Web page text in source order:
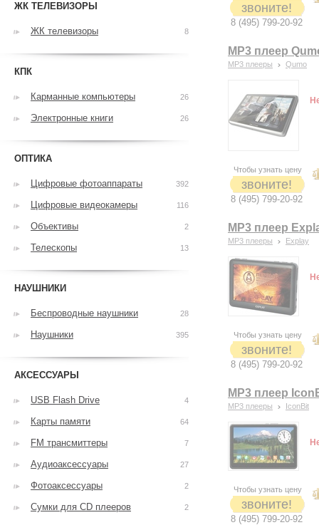
звоните!
8 (495) 799-20-92
MP3 плеер
MP3 плееры Qumo
Чтобы узнать цену
звоните!
8 (495) 799-20-92
MP3 плеер
MP3 плееры Explay
Чтобы узнать цену
звоните!
8 (495) 799-20-92
MP3 плеер
MP3 плееры IconBit
Чтобы узнать цену
звоните!
8 (495) 799-20-92
ЖК ТЕЛЕВИЗОРЫ
ЖК телевизоры 8
КПК
Карманные компьютеры 26
Электронные книги 26
ОПТИКА
Цифровые фотоаппараты 392
Цифровые видеокамеры 116
Объективы 2
Телескопы 13
НАУШНИКИ
Беспроводные наушники 28
Наушники 395
АКСЕССУАРЫ
USB Flash Drive 4
Карты памяти 64
FM трансмиттеры 7
Аудиоаксессуары 27
Фотоаксессуары 2
Сумки для CD плееров 2